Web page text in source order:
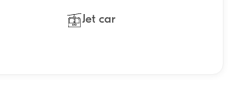
Jet car